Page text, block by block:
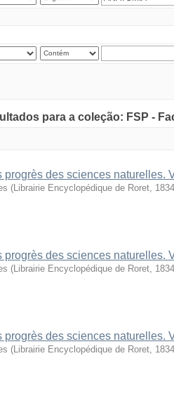
para a coleção: FSP -
progrès des sciences naturelles.
(Librairie Encyclopédique de Roret, 1834
progrès des sciences naturelles.
(Librairie Encyclopédique de Roret, 1834
progrès des sciences naturelles.
(Librairie Encyclopédique de Roret, 1834